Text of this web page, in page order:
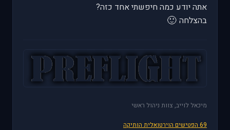
אתה יודע כמה חיפשתי אחד כזה?
בהצלחה 🙂
מיכאל לוייב, צוות ניהול ראשי
69 הפטישים הוירטואלית הותיקה